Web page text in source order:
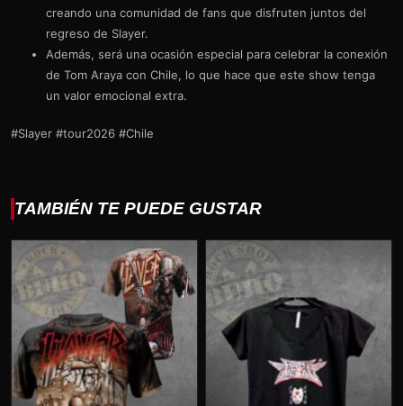
creando una comunidad de fans que disfruten juntos del
regreso de Slayer.
Además, será una ocasión especial para celebrar la conexión
de Tom Araya con Chile, lo que hace que este show tenga
un valor emocional extra.
#Slayer #tour2026 #Chile
TAMBIÉN TE PUEDE GUSTAR